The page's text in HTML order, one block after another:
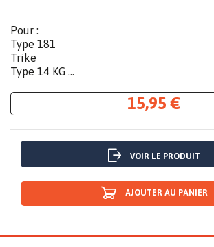
Pour :
Type 181
Trike
Type 14 KG ...
15,95 €
VOIR LE PRODUIT
AJOUTER AU PANIER